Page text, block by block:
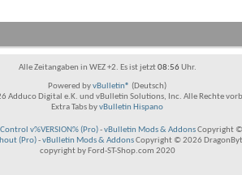
Alle Zeitangaben in WEZ +2. Es ist jetzt08:56Uhr.
Powered byvBulletin® (Deutsch)
Adduco Digital e.K. und vBulletin Solutions, Inc. Alle Rechte
Extra Tabs byvBulletin Hispano
v%VERSION% (Pro)-vBulletin Mods & AddonsCopyright ©
(Pro)-vBulletin Mods & AddonsCopyright © 2026
copyright by Ford-ST-Shop.com 2020